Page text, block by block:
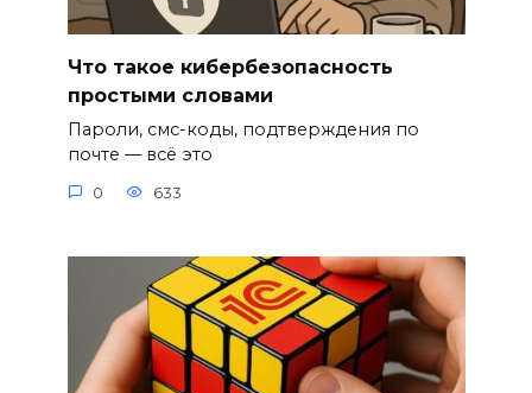
Что такое кибербезопасность
простыми словами
Пароли, смс-коды, подтверждения по
почте — всё это
0 633